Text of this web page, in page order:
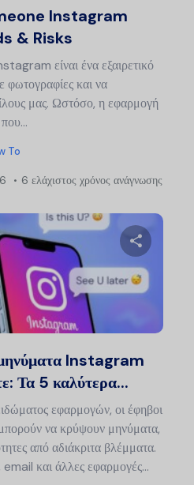
Instagram
& Risks
είναι ένα εξαιρετικό
φωτογραφίες και να
μας. Ωστόσο, η εφαρμογή
To
6 ελάχιστος χρόνος ανάγνωσης
Instagram
Τα 5 καλύτερα...
εφαρμογών, οι έφηβοι
να κρύψουν μηνύματα,
από αδιάκριτα βλέμματα.
και άλλες εφαρμογές...